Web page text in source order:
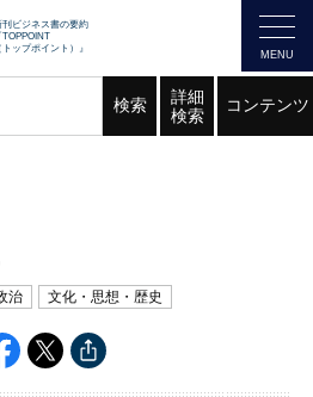
刊ビジネス書の要約
TOPPOINT
トップポイント）』
検索
詳細
検索
コンテンツ
治 文化・思想・歴史